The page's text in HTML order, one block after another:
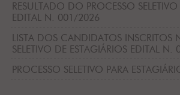
RESULTADO DO PROCESSO
EDITAL N. 001/2026
LISTA DOS CANDIDATOS INSCRITOS
SELETIVO DE ESTAGIÁRIOS EDITAL
PROCESSO SELETIVO PARA